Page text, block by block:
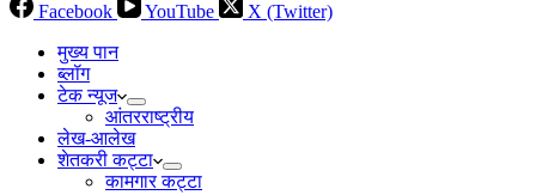
Facebook YouTube
X (Twitter)
मुख्य पान
ब्लॉग
टेक न्यूज
आंतरराष्ट्रीय
लेख-आलेख
शेतकरी कट्टा
कामगार कट्टा